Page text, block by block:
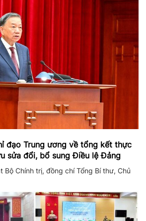
đạo Trung ương về tổng kết thực
sửa đổi, bổ sung Điều lệ Đảng
Bộ Chính trị, đồng chí Tổng Bí thư, Chủ